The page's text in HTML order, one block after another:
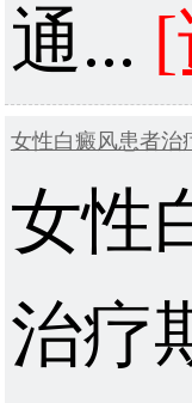
通...
女性白癜风患者治
女性
治疗